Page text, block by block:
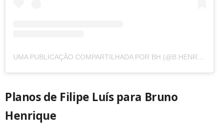
UMA PUBLICAÇÃO COMPARTILHADA POR BH (@B.HENRIQUE)
Planos de Filipe Luís para Bruno
Henrique